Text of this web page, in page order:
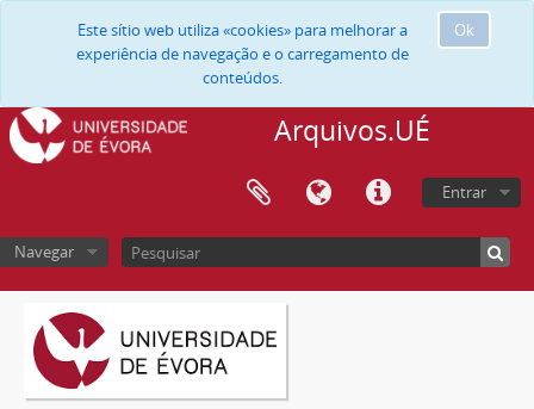
Ok
Este sítio web utiliza «cookies» para melhorar a
experiência de navegação e o carregamento de
conteúdos.
Arquivos.UÉ
Entrar
Navegar